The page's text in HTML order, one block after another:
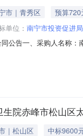
市｜青秀区
预算720
单位： 南宁市投资促进局
公告一、采购人名称
服务--件1.00002【服
院赤峰市松山
｜松山区
中标9600